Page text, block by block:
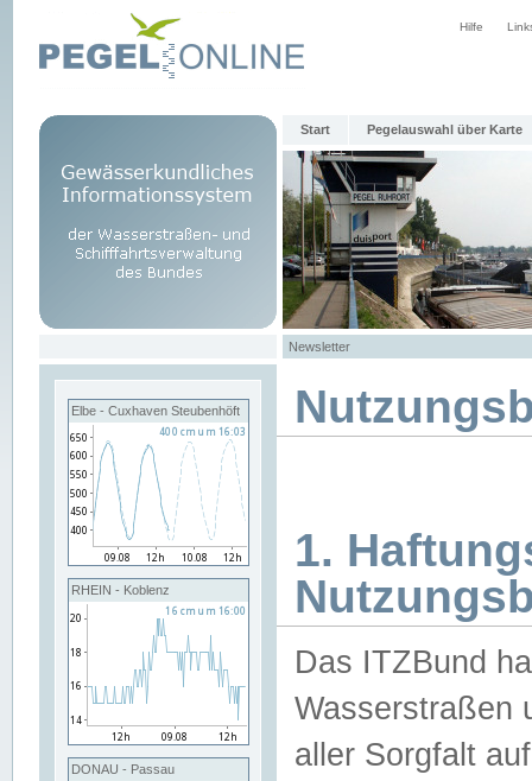
Hilfe
Start Pegelauswahl über Karte
Newsletter
Elbe - Cuxhaven Steubenhöft
RHEIN - Koblenz
DONAU - Passau
1.
Das ITZBund
Wasserstraßen
aller Sorgfalt